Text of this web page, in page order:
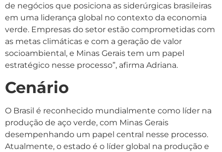
de negócios que posiciona as siderúrgicas brasileiras
em uma liderança global no contexto da economia
verde. Empresas do setor estão comprometidas com
as metas climáticas e com a geração de valor
socioambiental, e Minas Gerais tem um papel
estratégico nesse processo”, afirma Adriana.
Cenário
O Brasil é reconhecido mundialmente como líder na
produção de aço verde, com Minas Gerais
desempenhando um papel central nesse processo.
Atualmente, o estado é o líder global na produção e